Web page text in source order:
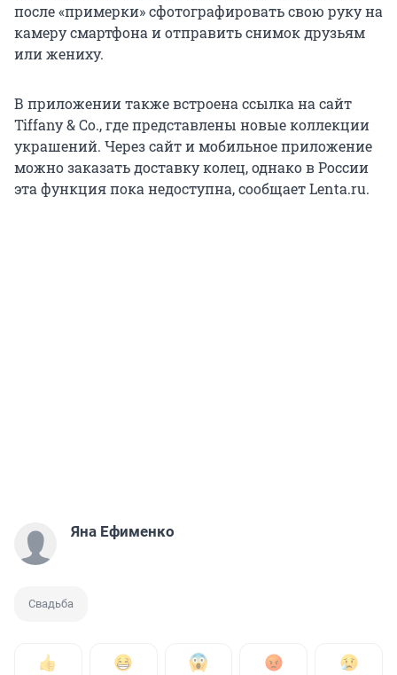
после «примерки» сфотографировать свою руку на
камеру смартфона и отправить снимок друзьям
или жениху.
В приложении также встроена ссылка на сайт
Tiffany & Co., где представлены новые коллекции
украшений. Через сайт и мобильное приложение
можно заказать доставку колец, однако в России
эта функция пока недоступна, сообщает Lenta.ru.
Яна Ефименко
Свадьба